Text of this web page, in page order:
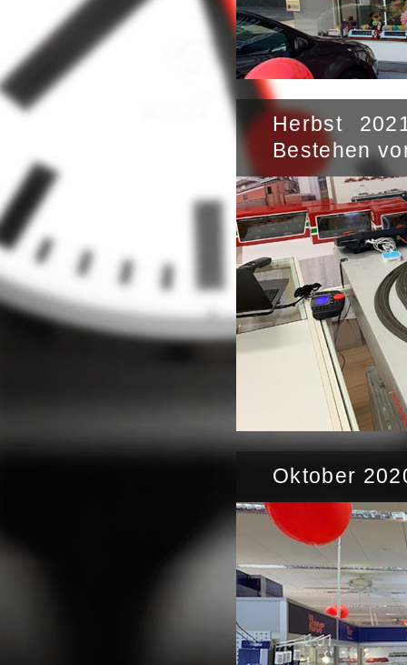
Herbst
Bestehen
Oktober